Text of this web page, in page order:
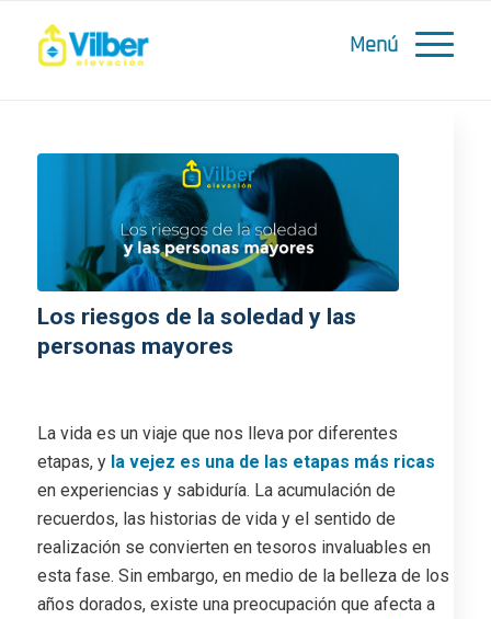
Los riesgos de la soledad y las
personas mayores
La vida es un viaje que nos lleva por diferentes
etapas, y la vejez es una de las etapas más ricas
en experiencias y sabiduría. La acumulación de
recuerdos, las historias de vida y el sentido de
realización se convierten en tesoros invaluables en
esta fase. Sin embargo, en medio de la belleza de los
años dorados, existe una preocupación que afecta a